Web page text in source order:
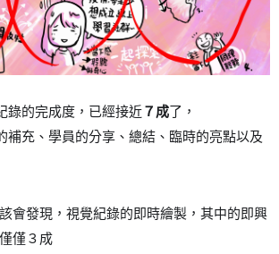
錄的完成度，已經接近７成了，
補充、學員的分享、總結、臨時的亮點以及
會發現，視覺紀錄的即時繪製，其中的即興
僅３成